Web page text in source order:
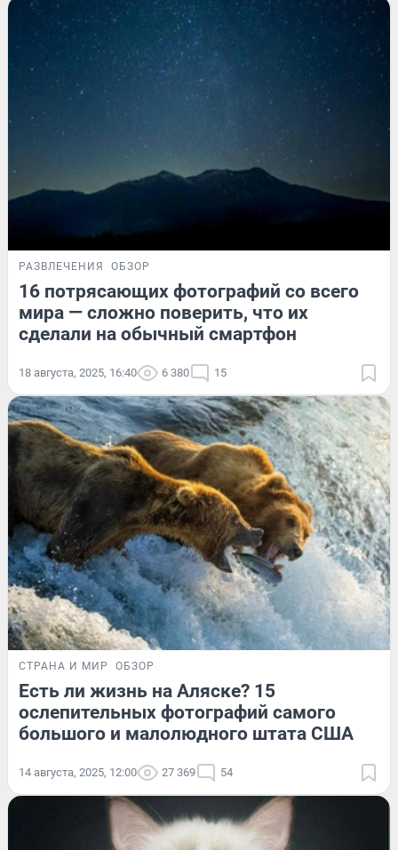
РАЗВЛЕЧЕНИЯ ОБЗОР
16 потрясающих фотографий со всего
мира — сложно поверить, что их
сделали на обычный смартфон
18 августа, 2025, 16:40 6 380 15
СТРАНА И МИР ОБЗОР
Есть ли жизнь на Аляске? 15
ослепительных фотографий самого
большого и малолюдного штата США
14 августа, 2025, 12:00 27 369 54